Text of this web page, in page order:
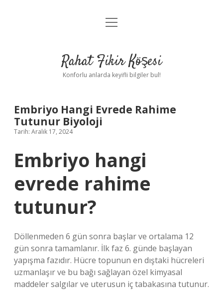
Anasayfa
Yasal Uyarı
menüyü
Rahat Fikir Köşesi
Konforlu anlarda keyifli bilgiler bul!
Embriyo Hangi Evrede Rahime
Tutunur Biyoloji
Tarih: Aralık 17, 2024
Embriyo hangi
evrede rahime
tutunur?
Döllenmeden 6 gün sonra başlar ve ortalama 12
gün sonra tamamlanır. İlk faz 6. günde başlayan
yapışma fazıdır. Hücre topunun en dıştaki hücreleri
uzmanlaşır ve bu bağı sağlayan özel kimyasal
maddeler salgılar ve uterusun iç tabakasına tutunur.